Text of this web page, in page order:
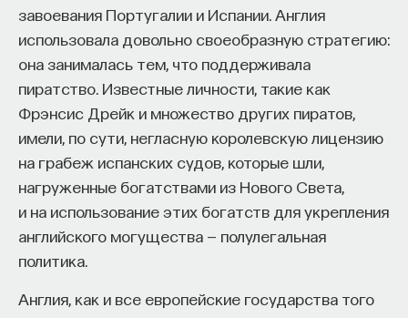
завоевания Португалии и Испании. Англия
использовала довольно своеобразную стратегию:
она занималась тем, что поддерживала
пиратство. Известные личности, такие как
Фрэнсис Дрейк и множество других пиратов,
имели, по сути, негласную королевскую лицензию
на грабеж испанских судов, которые шли,
нагруженные богатствами из Нового Света,
и на использование этих богатств для укрепления
английского могущества — полулегальная
политика.
Англия, как и все европейские государства того